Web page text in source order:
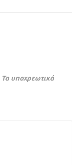
Τα υποχρεωτικά